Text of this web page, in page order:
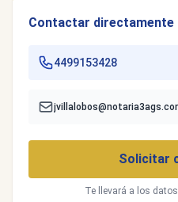
Contactar directamente
4499153428
Solicitar
Te llevará a los